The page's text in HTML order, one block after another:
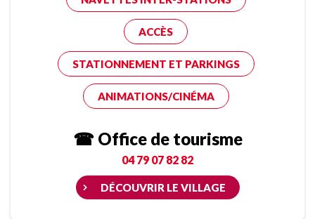
ACCÈS
STATIONNEMENT ET PARKINGS
ANIMATIONS/CINÉMA
☎ Office de tourisme
04 79 07 82 82
DÉCOUVRIR LE VILLAGE